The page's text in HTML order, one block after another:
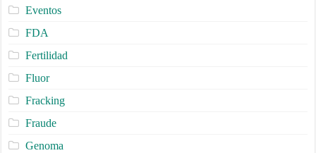
Eventos
FDA
Fertilidad
Fluor
Fracking
Fraude
Genoma